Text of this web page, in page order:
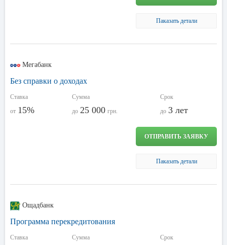
Паказать детали
Мегабанк
Без справки о доходах
Ставка
от 15%
Сумма
до 25 000 грн.
Срок
до 3 лет
ОТПРАВИТЬ ЗАЯВКУ
Паказать детали
Ощадбанк
Программа перекредитования
Ставка
Сумма
Срок